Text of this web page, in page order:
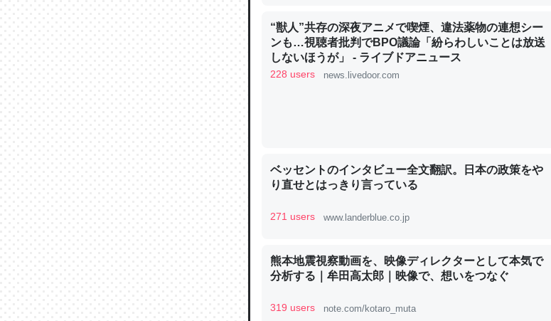
論文では「淡水はカルシウムも酸素も不足してて両方に不利
は」とあって面白い。海にいる鋏角類（カブトガニ・ウミ
─ニュース :: 【研究発表】昆虫学の大問題＝「昆虫はなぜ海にいないの
これを元に考えるとカルシウムを大量に使う脊椎動物と貝
─ニュース :: 【研究発表】昆虫学の大問題＝「昆虫はなぜ海にいない
“獣人”共存の深夜アニメで喫煙、違法薬物の連想シー
ンも…視聴者批判でBPO議論「紛らわしいことは放送
しないほうが」 - ライブドアニュース
228 users news.livedoor.com
ベッセントのインタビュー全文翻訳。日本の政策をや
り直せとはっきり言っている
271 users www.landerblue.co.jp
熊本地震視察動画を、映像ディレクターとして本気で
分析する｜牟田高太郎｜映像で、想いをつなぐ
319 users note.com/kotaro_muta